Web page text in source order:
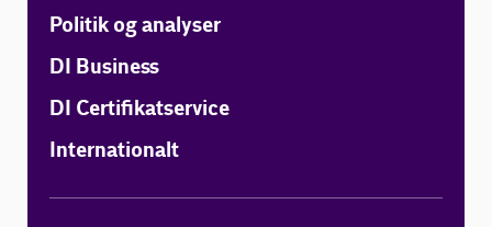
Politik og analyser
DI Business
DI Certifikatservice
Internationalt